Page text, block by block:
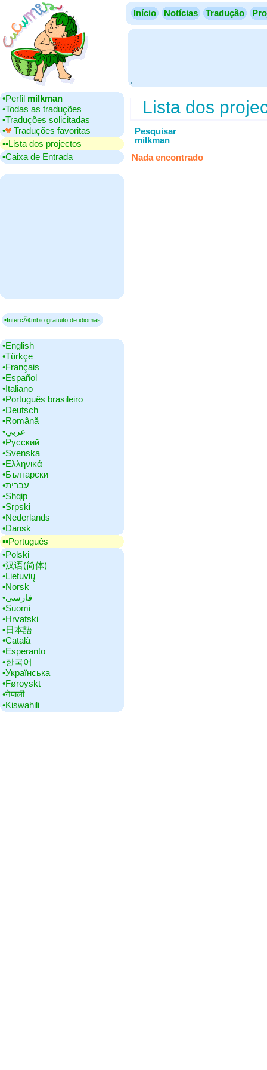
Início Notícias Tradução
.
•‎Perfil milkman
•‎Todas as traduções
•‎Traduções solicitadas
•‎
Traduções favoritas
▪▪‎Lista dos projectos
•‎Caixa de Entrada
▪IntercÃ¢mbio gratuito de idiomas
•‎English
•‎Türkçe
•‎Français
•‎Español
•‎Italiano
•‎Português brasileiro
•‎Deutsch
•‎Română
•‎عربي
•‎Русский
•‎Svenska
•‎Ελληνικά
•‎Български
•‎עברית
•‎Shqip
•‎Srpski
•‎Nederlands
•‎Dansk
▪▪‎Português
•‎Polski
•‎汉语(简体)
•‎Lietuvių
•‎Norsk
•‎فارسی
•‎Suomi
•‎Hrvatski
•‎日本語
•‎Català
•‎Esperanto
•‎한국어
•‎Українська
•‎Føroyskt
•‎नेपाली
•‎Kiswahili
Lista dos
Pesquisar
milkman
Nada encontrado